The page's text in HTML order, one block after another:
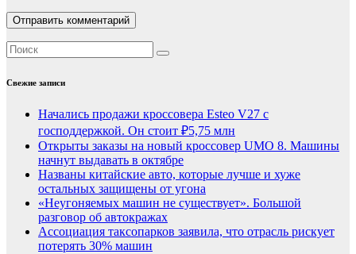
Свежие записи
Начались продажи кроссовера Esteo V27 с
господдержкой. Он стоит ₽5,75 млн
Открыты заказы на новый кроссовер UMO 8. Машины
начнут выдавать в октябре
Названы китайские авто, которые лучше и хуже
остальных защищены от угона
«Неугоняемых машин не существует». Большой
разговор об автокражах
Ассоциация таксопарков заявила, что отрасль рискует
потерять 30% машин